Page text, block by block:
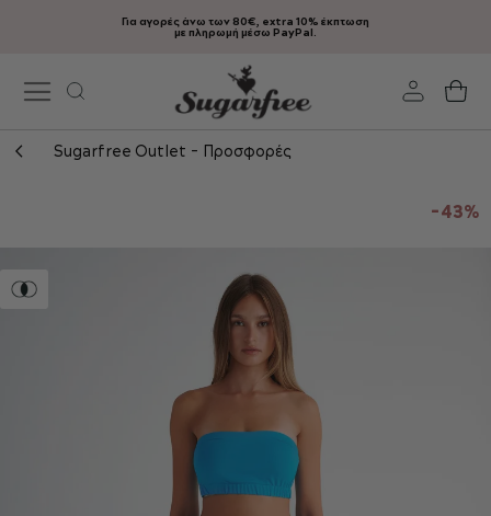
Μετάβαση
περιεχόμενο
Για αγορές άνω των 80€, extra 10% έκπτωση
με πληρωμή μέσω PayPal.
Sugarfree Outlet - Προσφορές
εικόνων
-43%